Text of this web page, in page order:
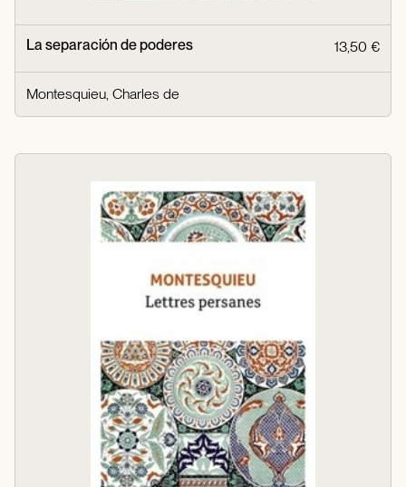
La separación de poderes 13,50 €
Montesquieu, Charles de